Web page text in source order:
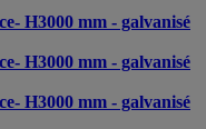
H3000 mm - galvanisé
H3000 mm - galvanisé
H3000 mm - galvanisé